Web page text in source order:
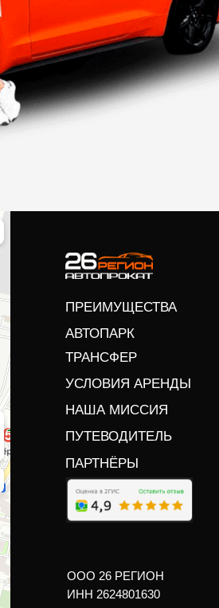
ООО 26 РЕГИОН
ИНН 2624801630
ПРЕИМУЩЕСТВА
ТРАНСФЕР
АВТОПАРК
УСЛОВИЯ АРЕНДЫ
ПУТЕВОДИТЕЛЬ
НАША МИССИЯ
ПАРТНЁРЫ